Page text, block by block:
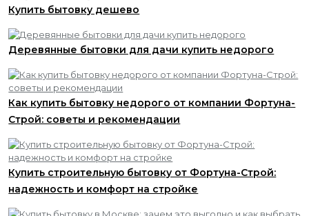
Купить бытовку дешево
Деревянные бытовки для дачи купить недорого
Как купить бытовку недорого от компании Фортуна-
Строй: советы и рекомендации
Купить строительную бытовку от Фортуна-Строй:
надежность и комфорт на стройке